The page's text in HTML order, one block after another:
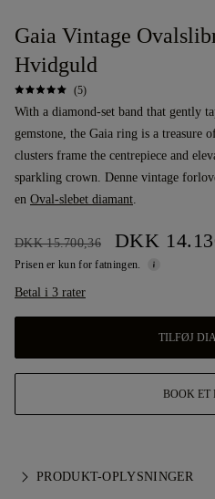
Gaia Vintage
Hvidguld
(5)
With a diamond-set band that gently
gemstone, the Gaia ring is a treasure
clusters frame the centrepiece and
sparkling crown. Denne vintage
en Oval-slebet diamant.
DKK 15.700,36 DKK
Prisen er kun for fatningen.
Betal i 3 rater
TILFØJ
BOOK ET
PRODUKT-OPLYSNINGER